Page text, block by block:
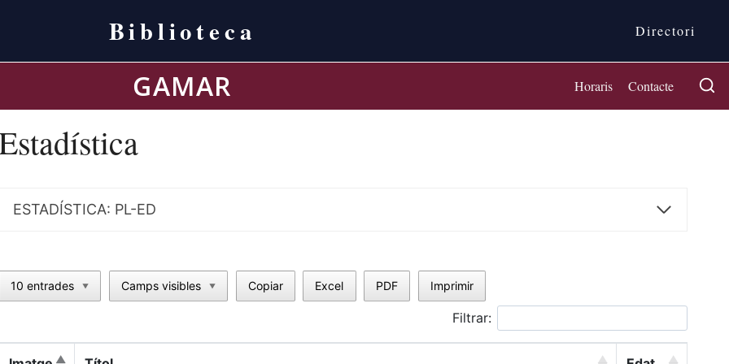
Biblioteca Directori
GAMAR Horaris Contacte
ESTADÍSTICA: PL-ED
10 entrades ▼ Camps visibles ▼ Copiar Excel PDF Imprimir
Filtrar: